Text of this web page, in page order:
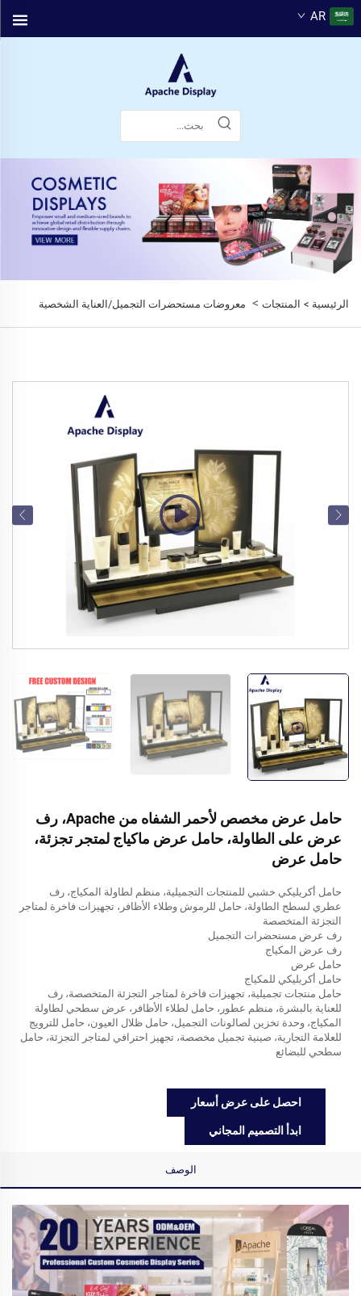
AR
الرئيسية > المنتجات > معروضات مستحضرات التجميل/العناية الشخصية
حامل عرض مخصص لأحمر الشفاه من Apache، رف
عرض على الطاولة، حامل عرض ماكياج لمتجر تجزئة،
حامل عرض
حامل أكريليكي خشبي للمنتجات التجميلية، منظم لطاولة المكياج، رف
عطري لسطح الطاولة، حامل للرموش وطلاء الأظافر، تجهيزات فاخرة لمتاجر
التجزئة المتخصصة
رف عرض مستحضرات التجميل
رف عرض المكياج
حامل عرض
حامل أكريليكي للمكياج
حامل منتجات تجميلية، تجهيزات فاخرة لمتاجر التجزئة المتخصصة، رف
للعناية بالبشرة، منظم عطور، حامل لطلاء الأظافر، عرض سطحي لطاولة
المكياج، وحدة تخزين لصالونات التجميل، حامل ظلال العيون، حامل للترويج
للعلامة التجارية، صينية تجميل مخصصة، تجهيز احترافي لمتاجر التجزئة، حامل
سطحي للبضائع
احصل على عرض أسعار
ابدأ التصميم المجاني
الوصف